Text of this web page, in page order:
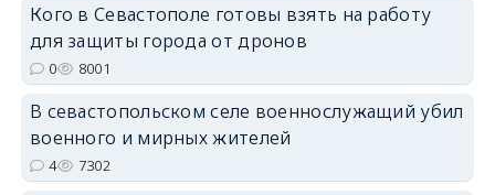
Кого в Севастополе готовы взять на работу
для защиты города от дронов
0 8001
В севастопольском селе военнослужащий убил
военного и мирных жителей
4 7302